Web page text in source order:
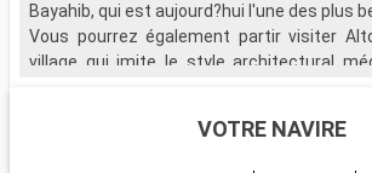
Bayahib, qui est aujourd?hui l'une des plus
Vous pourrez également partir visiter
village qui imite le style architectural
VOTRE NAVIRE